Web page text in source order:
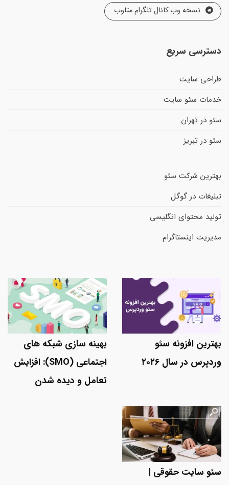
نسخه وب کانال تلگرام متاوب
دسترسی سریع
طراحی سایت
خدمات سئو سایت
سئو در تهران
سئو در تبریز
بهترین شرکت سئو
تبلیغات در گوگل
تولید محتوای انگلیسی
مدیریت اینستاگرام
بهترین افزونه سئو
وردپرس در سال ۲۰۲۶
بهینه سازی شبکه های
اجتماعی (SMO): افزایش
تعامل و دیده شدن
سئو سایت حقوقی |